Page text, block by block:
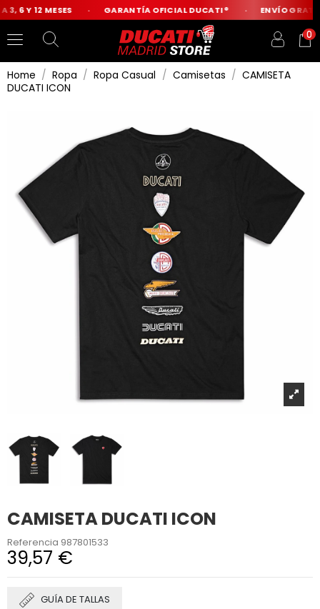
6 Y 12 MESES GARANTÍA OFICIAL DUCATI® ENVÍO
0
Home Ropa Ropa Casual Camisetas
CAMISETA
DUCATI ICON
CAMISETA DUCATI ICON
Referencia 987801533
39,57 €
GUÍA DE TALLAS